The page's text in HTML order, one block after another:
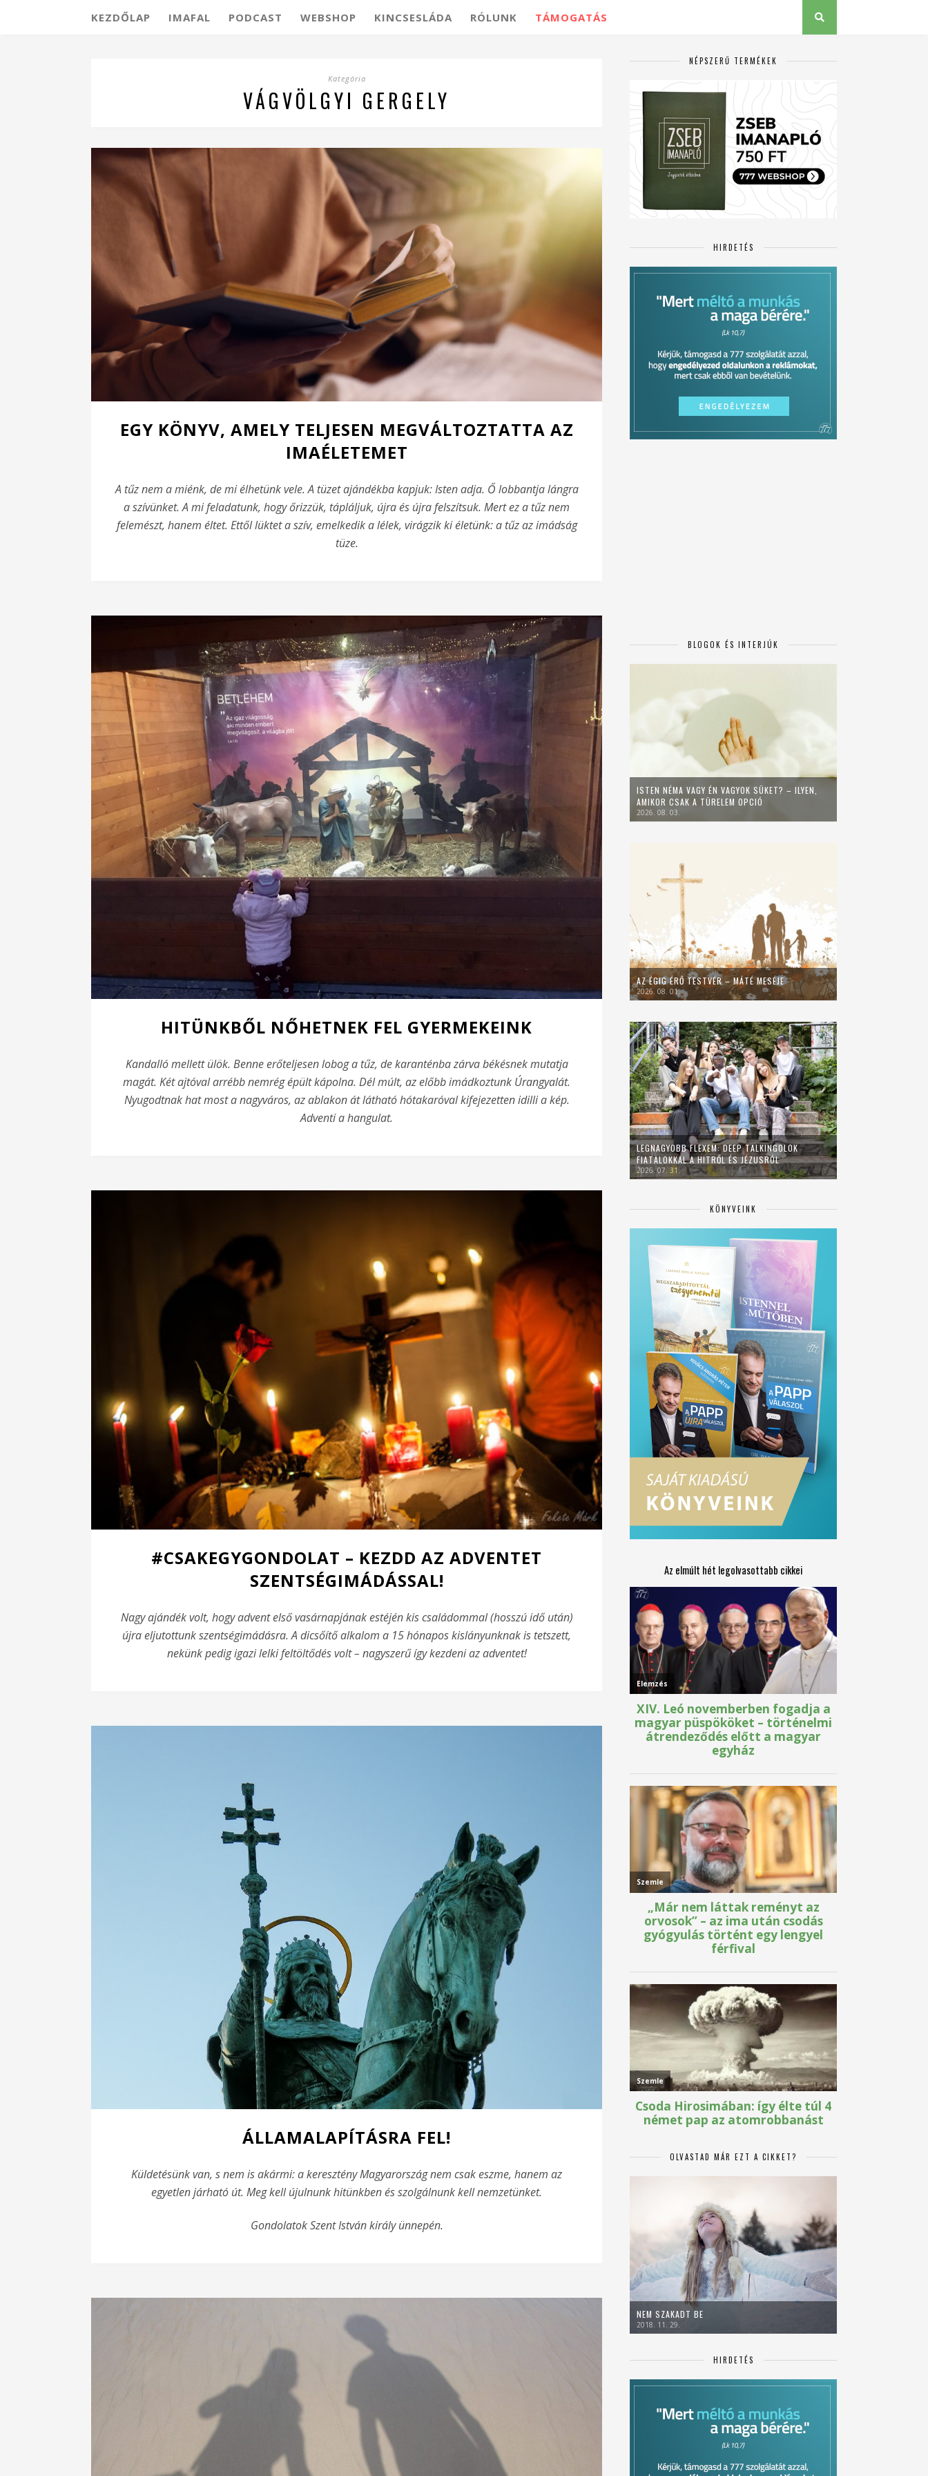
KEZDŐLAP IMAFAL PODCAST WEBSHOP KINCSESLÁDA RÓLUNK TÁMOGATÁS
Kategória
VÁGVÖLGYI GERGELY
EGY KÖNYV, AMELY TELJESEN MEGVÁLTOZTATTA AZ
IMAÉLETEMET
A tűz nem a miénk, de mi élhetünk vele. A tüzet ajándékba kapjuk: Isten adja. Ő lobbantja lángra
a szívünket. A mi feladatunk, hogy őrizzük, tápláljuk, újra és újra felszítsuk. Mert ez a tűz nem
felemészt, hanem éltet. Ettől lüktet a szív, emelkedik a lélek, virágzik ki életünk: a tűz az imádság
tüze.
HITÜNKBŐL NŐHETNEK FEL GYERMEKEINK
Kandalló mellett ülök. Benne erőteljesen lobog a tűz, de karanténba zárva békésnek mutatja
magát. Két ajtóval arrébb nemrég épült kápolna. Dél múlt, az előbb imádkoztunk Úrangyalát.
Nyugodtnak hat most a nagyváros, az ablakon át látható hótakaróval kifejezetten idilli a kép.
Adventi a hangulat.
#CSAKEGYGONDOLAT – KEZDD AZ ADVENTET
SZENTSÉGIMÁDÁSSAL!
Nagy ajándék volt, hogy advent első vasárnapjának estéjén kis családommal (hosszú idő után)
újra eljutottunk szentségimádásra. A dicsőítő alkalom a 15 hónapos kislányunknak is tetszett,
nekünk pedig igazi lelki feltöltődés volt – nagyszerű így kezdeni az adventet!
ÁLLAMALAPÍTÁSRA FEL!
Küldetésünk van, s nem is akármi: a keresztény Magyarország nem csak eszme, hanem az
egyetlen járható út. Meg kell újulnunk hitünkben és szolgálnunk kell nemzetünket.
Gondolatok Szent István király ünnepén.
NÉPSZERŰ TERMÉKEK
HIRDETÉS
BLOGOK ÉS INTERJÚK
ISTEN NÉMA VAGY ÉN VAGYOK SÜKET? – ILYEN,
AMIKOR CSAK A TÜRELEM OPCIÓ
2026. 08. 03.
AZ ÉGIG ÉRŐ TESTVÉR – MÁTÉ MESÉJE
2026. 08. 01.
LEGNAGYOBB FLEXEM: DEEP TALKINGOLOK
FIATALOKKAL A HITRŐL ÉS JÉZUSRÓL
2026. 07. 31.
KÖNYVEINK
Az elmúlt hét legolvasottabb cikkei
OLVASTAD MÁR EZT A CIKKET?
NEM SZAKADT BE
2018. 11. 29.
HIRDETÉS